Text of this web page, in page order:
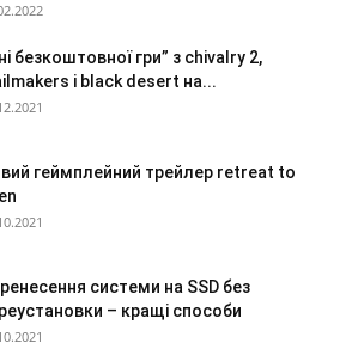
безкоштовної гри” з chivalry 2,
і black desert на...
геймплейний трейлер retreat to
системи на SSD без
– кращі способи